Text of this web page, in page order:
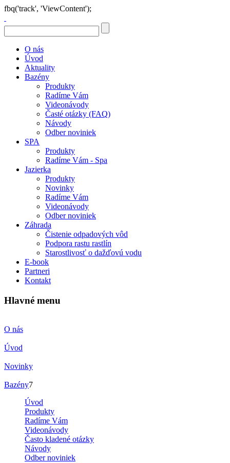
fbq('track', 'ViewContent');
O nás
Úvod
Aktuality
Bazény
Produkty
Radíme Vám
Videonávody
Časté otázky (FAQ)
Návody
Odber noviniek
SPA
Produkty
Radíme Vám - Spa
Jazierka
Produkty
Novinky
Radíme Vám
Videonávody
Odber noviniek
Záhrada
Čistenie odpadových vôd
Podpora rastu rastlín
Starostlivosť o dažďovú vodu
E-book
Partneri
Kontakt
Hlavné menu
O nás
Úvod
Novinky
Bazény7
Úvod
Produkty
Radíme Vám
Videonávody
Často kladené otázky
Návody
Odber noviniek